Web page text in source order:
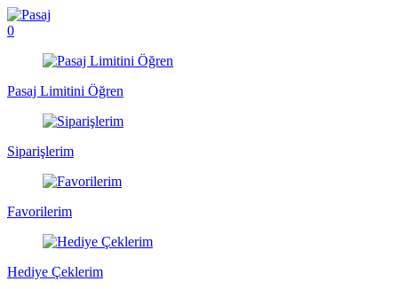
0
Pasaj Limitini Öğren
Siparişlerim
Favorilerim
Hediye Çeklerim